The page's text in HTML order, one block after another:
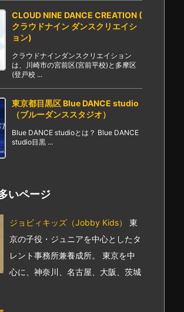
CLOUD NINE DANCE CREATION (
クラウドナイン ダンスクリエイシ
ョン)
クラウドナインダンスクリエイション
は、川崎市の宮前区(宮前平校)と多摩区
(登戸校 ...
東京都目黒区 Blue DANCE studio
（ブルーダンススタジオ）
Blue DANCE studioとは？ Blue DANCE
studio目黒 ...
いページ
ジョビィキッズ（Jobby Kids）
東
京の子役・ジュニアを中心としたタ
レント事務所兼養成所。 東京を中
心に、神奈川、名古屋、大阪、茨城